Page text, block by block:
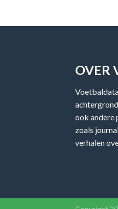
OVER
ook andere
zoals
verhalen